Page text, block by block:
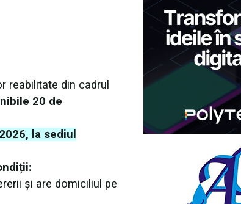
reabilitate din cadrul
20 de
la sediul
și are domiciliul pe